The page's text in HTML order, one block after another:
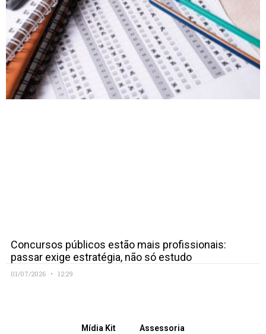
Concursos públicos estão mais profissionais:
passar exige estratégia, não só estudo
01/07/2026 12:29
Mídia Kit Assessoria